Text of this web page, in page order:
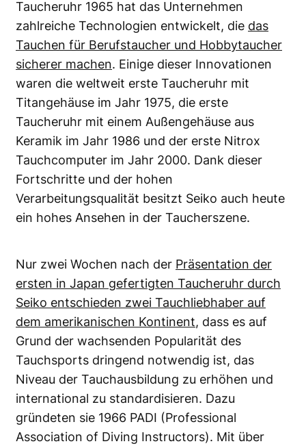
Taucheruhr 1965 hat das Unternehmen
zahlreiche Technologien entwickelt, die das
Tauchen für Berufstaucher und Hobbytaucher
sicherer machen. Einige dieser Innovationen
waren die weltweit erste Taucheruhr mit
Titangehäuse im Jahr 1975, die erste
Taucheruhr mit einem Außengehäuse aus
Keramik im Jahr 1986 und der erste Nitrox
Tauchcomputer im Jahr 2000. Dank dieser
Fortschritte und der hohen
Verarbeitungsqualität besitzt Seiko auch heute
ein hohes Ansehen in der Taucherszene.
Nur zwei Wochen nach der Präsentation der
ersten in Japan gefertigten Taucheruhr durch
Seiko entschieden zwei Tauchliebhaber auf
dem amerikanischen Kontinent, dass es auf
Grund der wachsenden Popularität des
Tauchsports dringend notwendig ist, das
Niveau der Tauchausbildung zu erhöhen und
international zu standardisieren. Dazu
gründeten sie 1966 PADI (Professional
Association of Diving Instructors). Mit über